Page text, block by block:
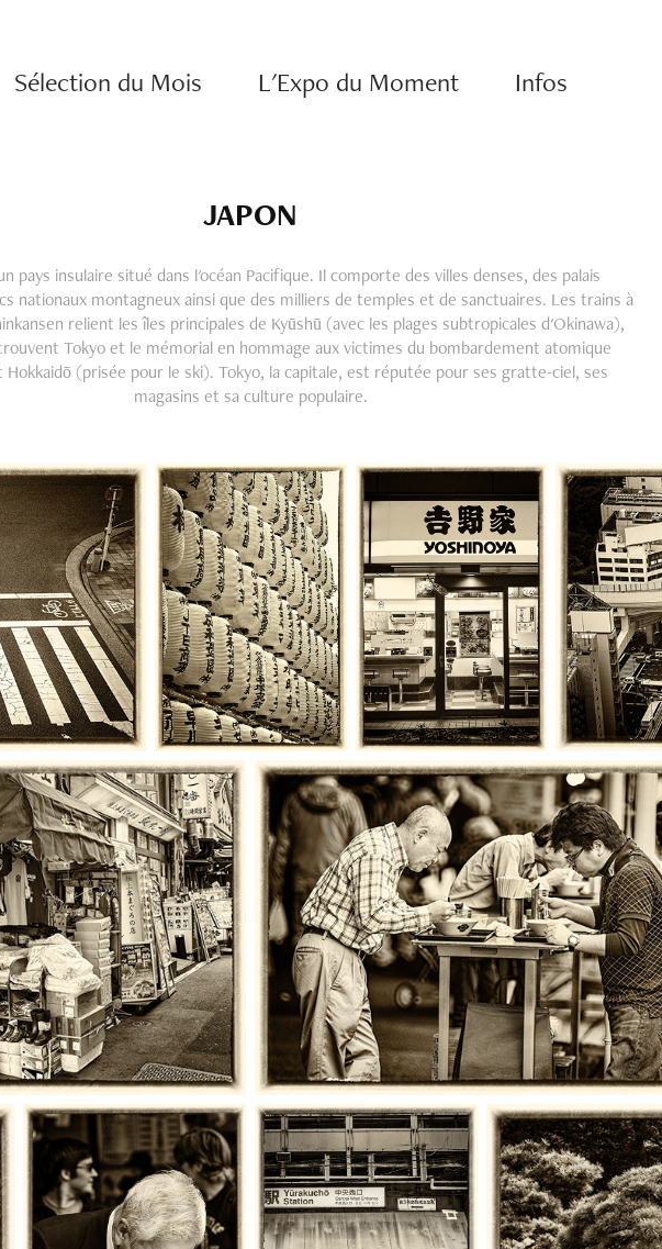
Sélection du Mois L'Expo du Moment Infos
JAPON
pays insulaire situé dans l'océan Pacifique. Il comporte des villes denses, des palais
nationaux montagneux ainsi que des milliers de temples et de sanctuaires. Les trains à
relient les îles principales de Kyūshū (avec les plages subtropicales d'Okinawa),
Tokyo et le mémorial en hommage aux victimes du bombardement atomique
(prisée pour le ski). Tokyo, la capitale, est réputée pour ses gratte-ciel, ses
magasins et sa culture populaire.